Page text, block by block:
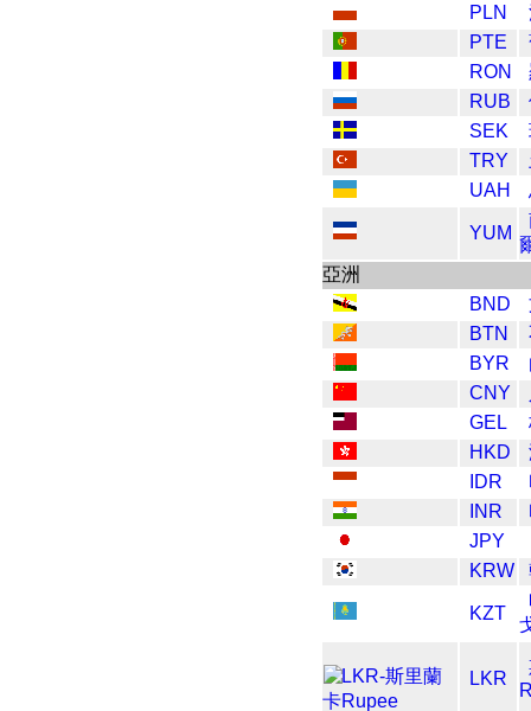
PLN
PTE
RON
RUB
SEK
TRY
UAH
YUM
亞洲
BND
BTN
BYR
CNY
GEL
HKD
IDR
INR
JPY
KRW
KZT
LKR